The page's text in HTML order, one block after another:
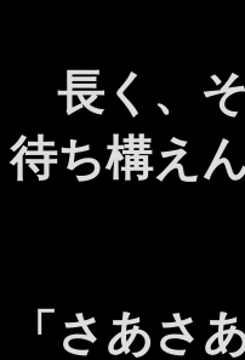
長く、
待ち構え
「さあさ